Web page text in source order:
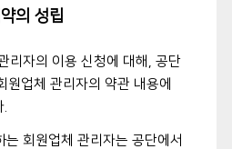
의 성립
리자의 이용 신청에 대해, 공단
원업체 관리자의 약관 내용에
회원업체 관리자는 공단에서